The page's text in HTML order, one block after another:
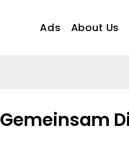
Ads About Us